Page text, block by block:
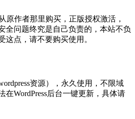
原作者那里购买，正版授权激活，
全问题终究是自己负责的，本站不负
这点，请不要购买使用。
资源），永久使用，不限域
在WordPress后台一键更新，具体请